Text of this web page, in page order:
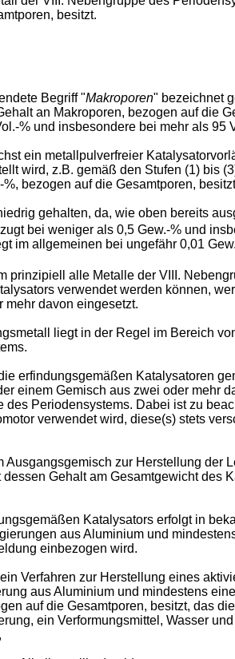
besitzt.
Begriff "Makroporen" bezeichnet
an Makroporen, bezogen auf die
% und insbesondere bei mehr als 95
ein metallpulverfreier
wird, z.B. gemäß den Stufen (1) bis
bezogen auf die Gesamtporen,
gehalten, da, wie oben bereits
bei weniger als 0,5 Gew.-% und
im allgemeinen bei ungefähr 0,01
alle Metalle der VIII.
verwendet werden können,
mehr davon eingesetzt.
liegt in der Regel im Bereich
erfindungsgemäßen Katalysatoren
einem Gemisch aus zwei oder
Periodensystems. Dabei ist zu
verwendet wird, diese(s) stets
zur Herstellung
Gehalt am Gesamtgewicht des
Katalysators erfolgt in
aus Aluminium und
einbezogen wird.
Verfahren zur Herstellung eines
aus Aluminium und mindestens
auf die Gesamtporen, besitzt, das
ein Verformungsmittel, Wasser